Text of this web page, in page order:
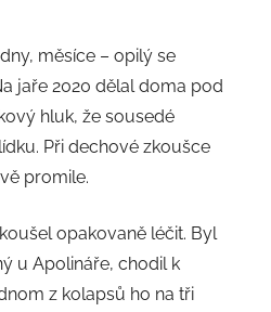
měsíce – opilý se
jaře 2020 dělal doma pod
hluk, že sousedé
Při dechové zkoušce
promile.
opakovaně léčit. Byl
u Apolináře, chodil k
z kolapsů ho na tři